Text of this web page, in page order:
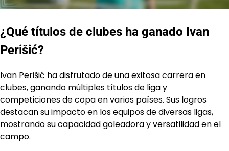
¿Qué títulos de clubes ha ganado Ivan
Perišić?
Ivan Perišić ha disfrutado de una exitosa carrera en
clubes, ganando múltiples títulos de liga y
competiciones de copa en varios países. Sus logros
destacan su impacto en los equipos de diversas ligas,
mostrando su capacidad goleadora y versatilidad en el
campo.